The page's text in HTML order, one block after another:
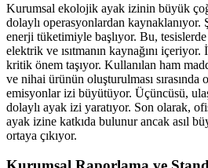
Kurumsal ekolojik ayak izinin büyük
dolaylı operasyonlardan
enerji tüketimiyle başlıyor. Bu,
elektrik ve ısıtmanın kaynağını
kritik önem taşıyor. Kullanılan ham
ve nihai ürünün oluşturulması sırasında
emisyonlar izi büyütüyor. Üçüncüsü,
dolaylı ayak izi yaratıyor. Son olarak,
ayak izine katkıda bulunur ancak asıl
ortaya çıkıyor.